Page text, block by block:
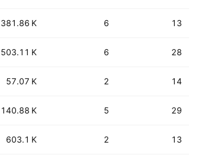
381.86 K 6 13
503.11 K 6 28
57.07 K 2 14
140.88 K 5 29
603.1 K 2 13